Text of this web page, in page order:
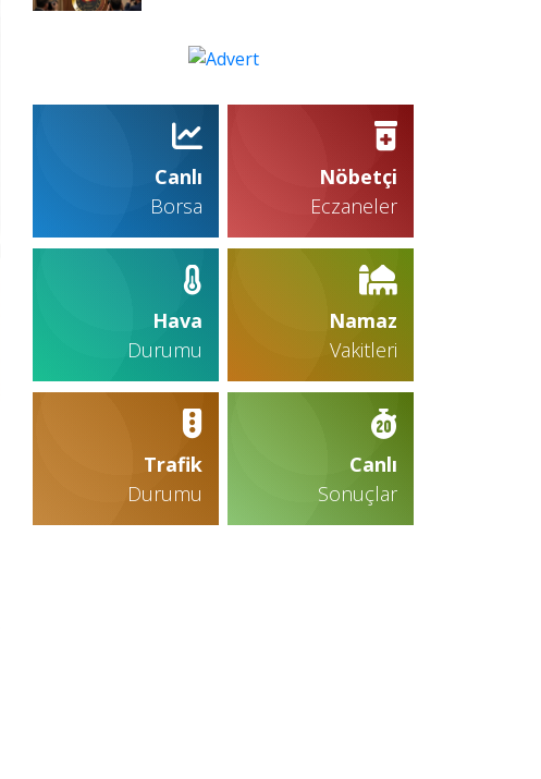
Canlı
Borsa
Nöbetçi
Eczaneler
Hava
Durumu
Namaz
Vakitleri
Trafik
Durumu
Canlı
Sonuçlar